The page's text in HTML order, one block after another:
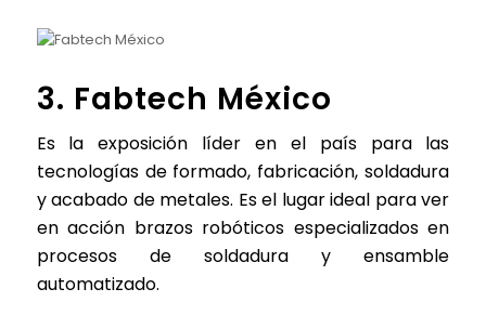
3. Fabtech México
Es la exposición líder en el país para las
tecnologías de formado, fabricación, soldadura
y acabado de metales. Es el lugar ideal para ver
en acción brazos robóticos especializados en
procesos de soldadura y ensamble
automatizado.